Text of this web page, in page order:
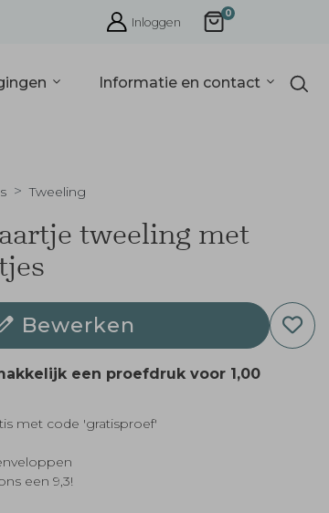
Inloggen
0
Informatie en contact
Tweeling
tweeling met
Bewerken
een proefdruk voor 1,00
met code 'gratisproef'
een 9,3!